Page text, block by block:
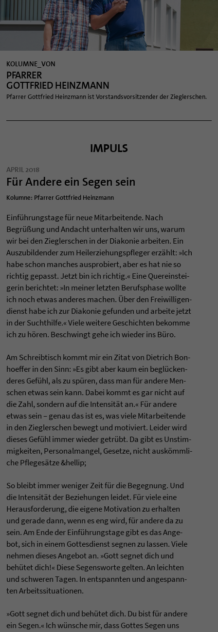
KOLUMNE_VON
PFARRER
GOTTFRIED HEINZMANN
Pfarrer Gottfried Heinzmann ist Vorstandsvorsitzender der Zieglerschen.
IMPULS
APRIL 2018
Für Andere ein Segen sein
Kolumne: Pfarrer Gottfried Heinzmann
Einführungs­tage für neue Mit­ar­bei­tende. Nach
Begrüßung und Andacht unter­hal­ten wir uns, warum
wir bei den Zieg­ler­schen in der Dia­ko­nie arbei­ten. Ein
Aus­zu­bil­den­der zum Heil­er­zie­hungs­pfle­ger erzählt: »Ich
habe schon man­ches aus­pro­biert, aber es hat nie so
rich­tig gepasst. Jetzt bin ich rich­tig.« Eine Quer­ein­stei­
ge­rin berich­tet: »In mei­ner letz­ten Berufs­phase wollte
ich noch etwas ande­res machen. Über den Frei­wil­li­gen­
dienst habe ich zur Dia­ko­nie gefun­den und arbeite jetzt
in der Sucht­hilfe.« Viele wei­tere Geschich­ten bekomme
ich zu hören. Beschwingt gehe ich wie­der ins Büro.
Am Schreib­tisch kommt mir ein Zitat von Diet­rich Bon­
ho­ef­fer in den Sinn: »Es gibt aber kaum ein beglücken­
de­res Gefühl, als zu spüren, dass man für andere Men­
schen etwas sein kann. Dabei kommt es gar nicht auf
die Zahl, son­dern auf die Inten­sität an.« Für andere
etwas sein – genau das ist es, was viele Mit­ar­bei­tende
in den Zieg­ler­schen bewegt und moti­viert. Lei­der wird
die­ses Gefühl immer wie­der getrübt. Da gibt es Unstim­
mig­kei­ten, Per­so­nal­man­gel, Gesetze, nicht auskömmli­
che Pfle­gesätze &hel­lip;
So bleibt immer weni­ger Zeit für die Begeg­nung. Und
die Inten­sität der Bezie­hun­gen lei­det. Für viele eine
Her­aus­for­de­rung, die eigene Moti­va­tion zu erhal­ten
und gerade dann, wenn es eng wird, für andere da zu
sein. Am Ende der Einführungs­tage gibt es das Ange­
bot, sich in einem Got­tes­dienst seg­nen zu las­sen. Viele
neh­men die­ses Ange­bot an. »Gott seg­net dich und
behütet dich!« Diese Segens­worte gel­ten. An leich­ten
und schwe­ren Tagen. In ent­spann­ten und ange­spann­
ten Arbeits­si­tua­tio­nen.
»Gott seg­net dich und behütet dich. Du bist für andere
ein Segen.« Ich wünsche mir, dass Got­tes Segen uns